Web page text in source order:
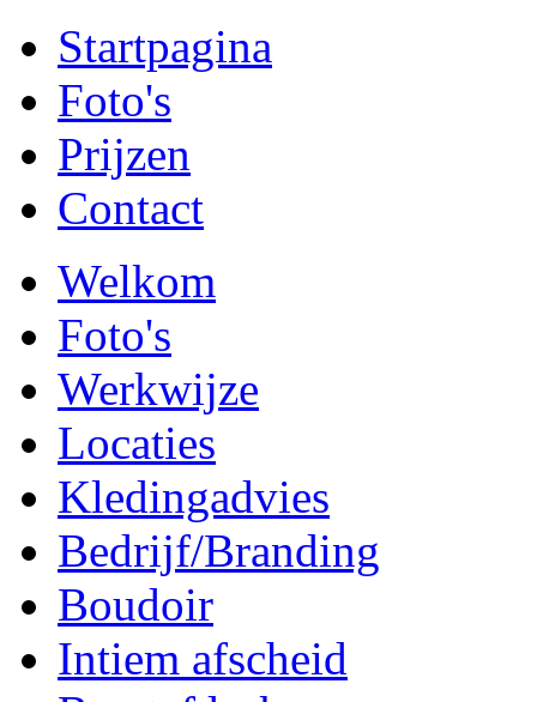
Startpagina
Foto's
Prijzen
Contact
Welkom
Foto's
Werkwijze
Locaties
Kledingadvies
Bedrijf/Branding
Boudoir
Intiem afscheid